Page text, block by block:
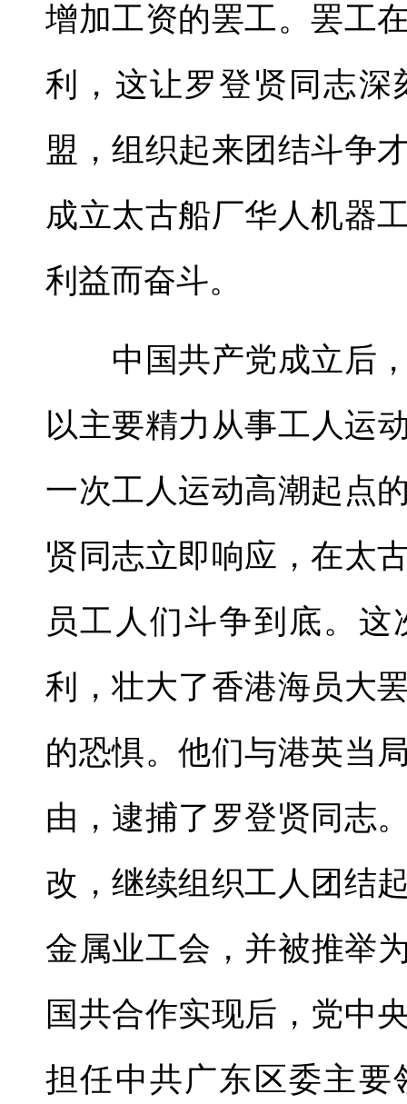
增加工资的罢工。罢工
利，这让罗登贤同志
盟，组织起来团结斗争
成立太古船厂华人机器
利益而奋斗。
中国共产党成立后，
以主要精力从事工人运
一次工人运动高潮起点
贤同志立即响应，在太
员工人们斗争到底。
利，壮大了香港海员大
的恐惧。他们与港英当
由，逮捕了罗登贤同志
改，继续组织工人团结
金属业工会，并被推举
国共合作实现后，党中
担任中共广东区委主